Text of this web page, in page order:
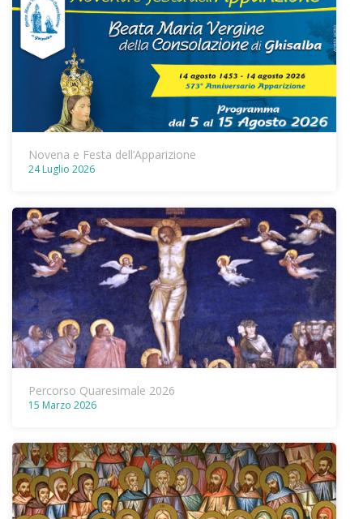
Novena e Festa dell’Apparizione
24 Luglio 2026
Percorso Quaresimale 2026
15 Marzo 2026